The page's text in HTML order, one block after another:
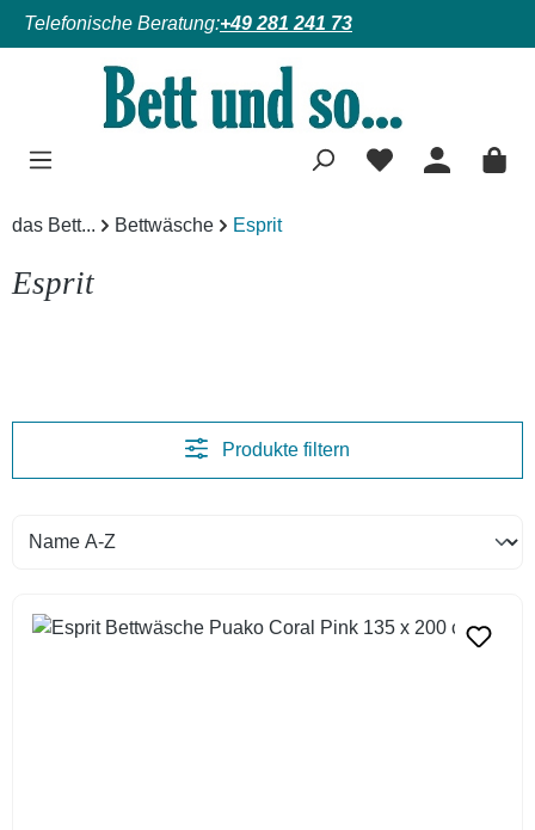
Zum Hauptinhalt springen
Telefonische Beratung:+49 281 241 73
das Bett... Bettwäsche Esprit
Esprit
Produkte filtern